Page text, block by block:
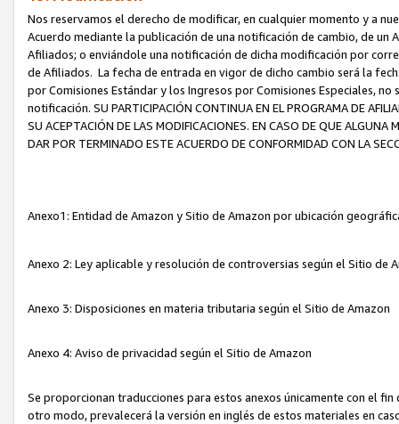
Nos reservamos el derecho de modificar, en cualquier momento y a
Acuerdo mediante la publicación de una notificación de cambio, de
Afiliados; o enviándole una notificación de dicha modificación por
de Afiliados. La fecha de entrada en vigor de dicho cambio será la
por Comisiones Estándar y los Ingresos por Comisiones Especiales,
notificación. SU PARTICIPACIÓN CONTINUA EN EL PROGRAMA DE
SU ACEPTACIÓN DE LAS MODIFICACIONES. EN CASO DE QUE ALGUNA
DAR POR TERMINADO ESTE ACUERDO DE CONFORMIDAD CON LA
Anexo1: Entidad de Amazon y Sitio de Amazon por ubicación
Anexo 2: Ley aplicable y resolución de controversias según el Sitio de
Anexo 3: Disposiciones en materia tributaria según el Sitio de Amazon
Anexo 4: Aviso de privacidad según el Sitio de Amazon
Se proporcionan traducciones para estos anexos únicamente con el
otro modo, prevalecerá la versión en inglés de estos materiales en